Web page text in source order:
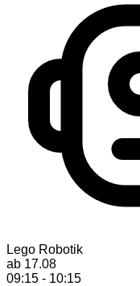
Lego Robotik
ab 17.08
09:15 - 10:15